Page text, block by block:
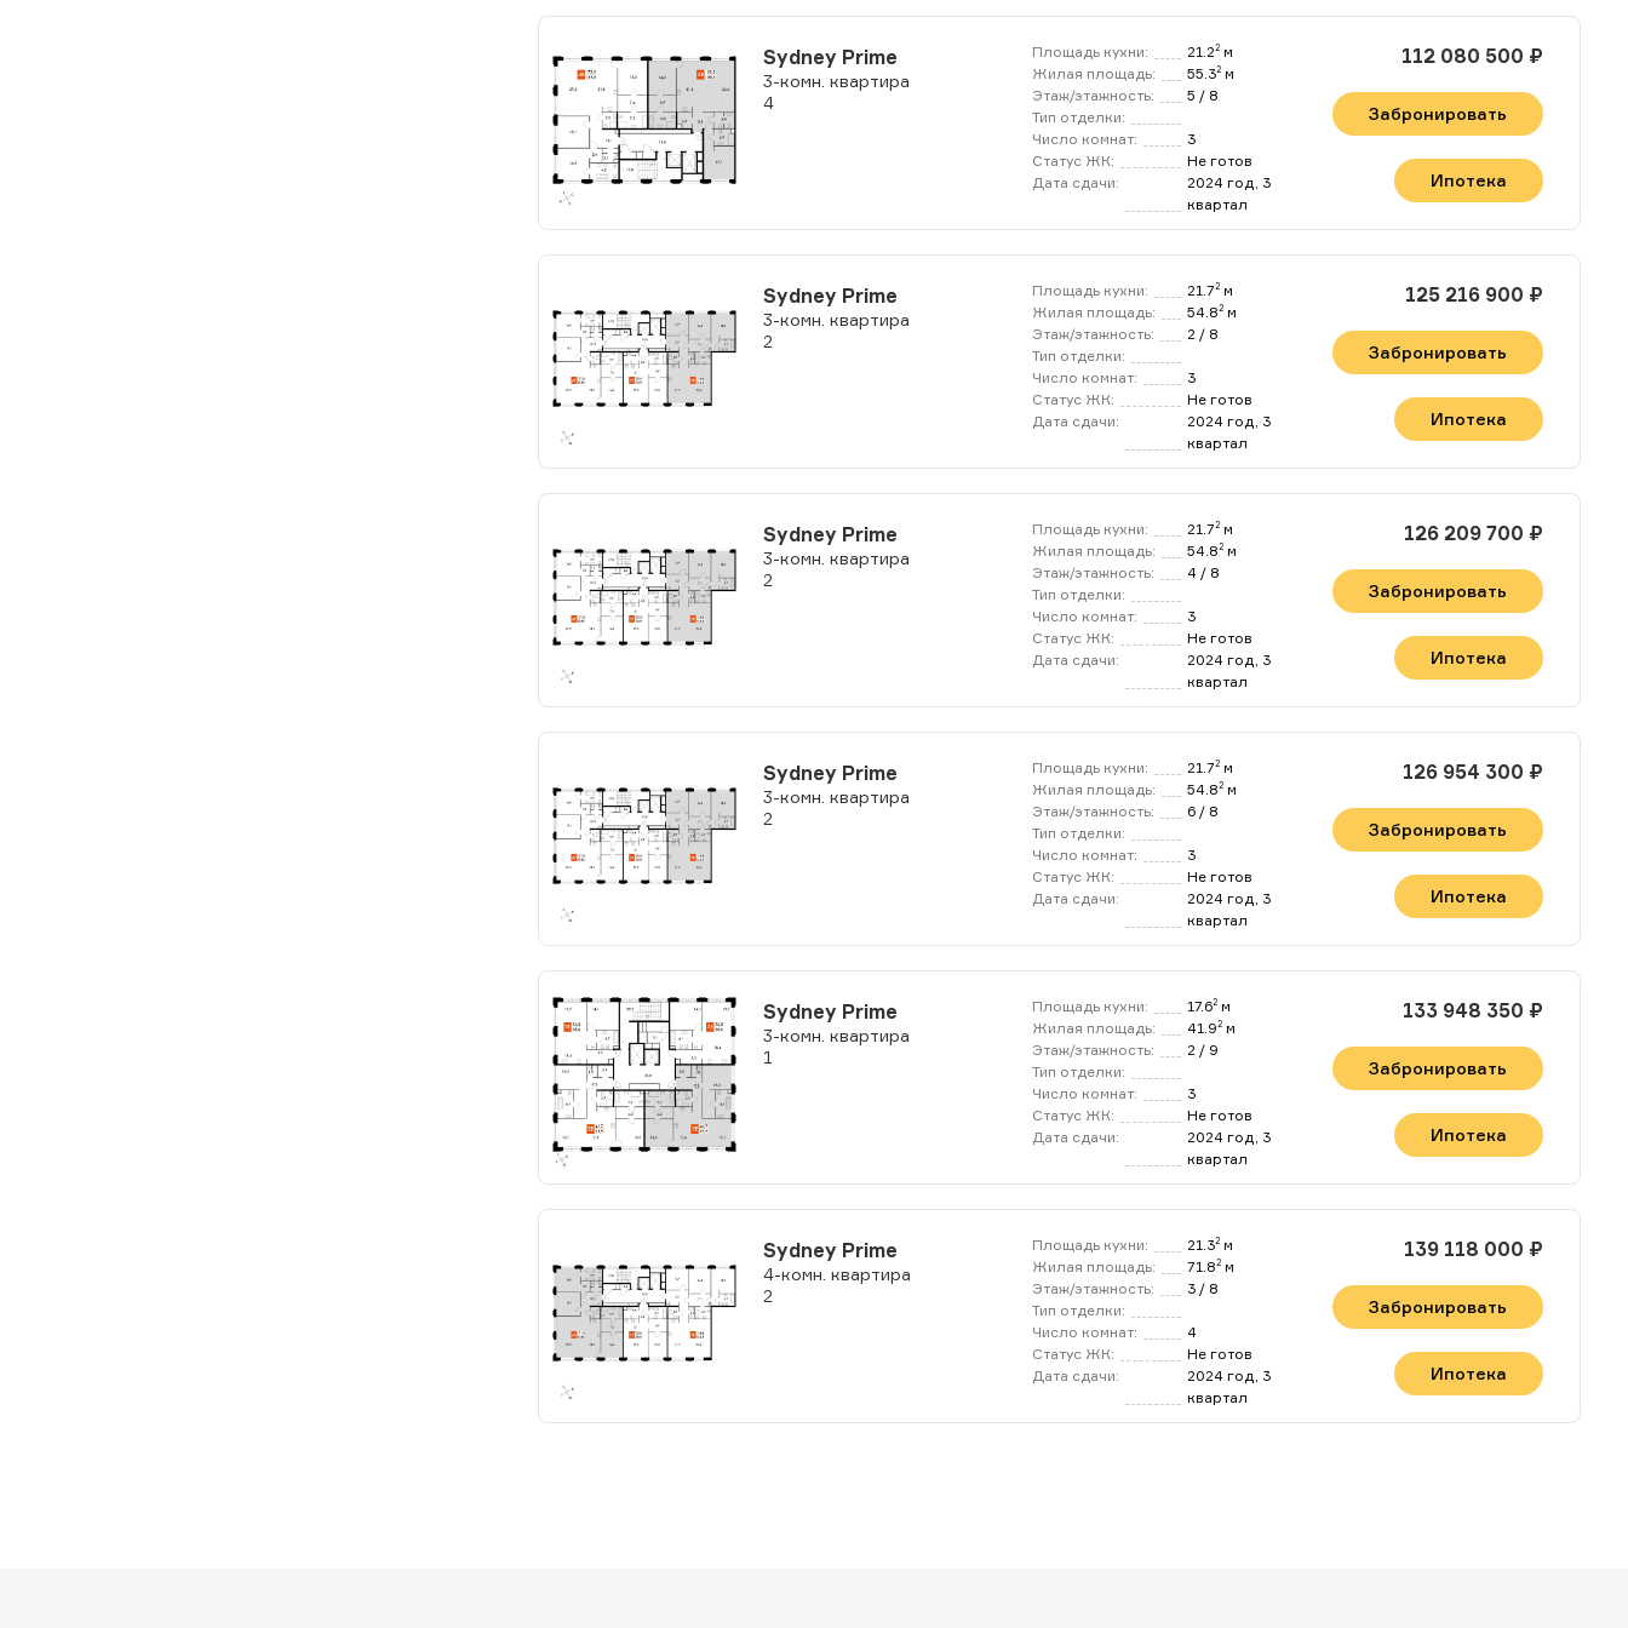
Sydney Prime
3-комн. квартира
4
Площадь кухни: 21.22 м
Жилая площадь:
55.32 м
Этаж/этажность:
5 / 8
Тип отделки:
Число комнат:
3
Статус ЖК:
Не готов
Дата сдачи:
2024 год, 3
квартал
112 080 500 ₽
Забронировать
Ипотека
Sydney Prime
3-комн. квартира
2
Площадь кухни: 21.72 м
Жилая площадь:
54.82 м
Этаж/этажность:
2 / 8
Тип отделки:
Число комнат:
3
Статус ЖК:
Не готов
Дата сдачи:
2024 год, 3
квартал
125 216 900 ₽
Забронировать
Ипотека
Sydney Prime
3-комн. квартира
2
Площадь кухни: 21.72 м
Жилая площадь:
54.82 м
Этаж/этажность:
4 / 8
Тип отделки:
Число комнат:
3
Статус ЖК:
Не готов
Дата сдачи:
2024 год, 3
квартал
126 209 700 ₽
Забронировать
Ипотека
Sydney Prime
3-комн. квартира
2
Площадь кухни: 21.72 м
Жилая площадь:
54.82 м
Этаж/этажность:
6 / 8
Тип отделки:
Число комнат:
3
Статус ЖК:
Не готов
Дата сдачи:
2024 год, 3
квартал
126 954 300 ₽
Забронировать
Ипотека
Sydney Prime
3-комн. квартира
1
Площадь кухни: 17.62 м
Жилая площадь:
41.92 м
Этаж/этажность:
2 / 9
Тип отделки:
Число комнат:
3
Статус ЖК:
Не готов
Дата сдачи:
2024 год, 3
квартал
133 948 350 ₽
Забронировать
Ипотека
Sydney Prime
4-комн. квартира
2
Площадь кухни: 21.32 м
Жилая площадь:
71.82 м
Этаж/этажность:
3 / 8
Тип отделки:
Число комнат:
4
Статус ЖК:
Не готов
Дата сдачи:
2024 год, 3
квартал
139 118 000 ₽
Забронировать
Ипотека